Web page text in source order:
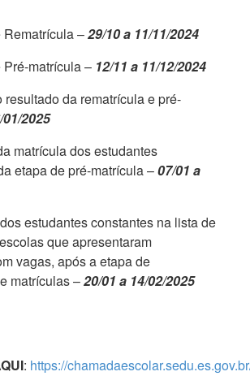
–29/10 a 11/11/2024
matrícula – 12/11 a 11/12/2024
resultado da rematrícula e pré-
01/2025
matrícula dos estudantes
etapa de pré-matrícula –07/01 a
estudantes constantes na lista de
que apresentaram
vagas, após a etapa de
matrículas –20/01 a 14/02/2025
: https://